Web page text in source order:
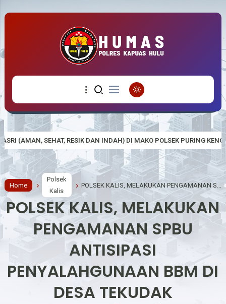
DAN INDAH) DI MAKO POLSEK PURING KENCANA DALAM RANGKA
Home
Polsek
Kalis
POLSEK KALIS, MELAKUKAN
PENGAMANAN SPBU
ANTISIPASI
PENYALAHGUNAAN BBM DI
DESA TEKUDAK